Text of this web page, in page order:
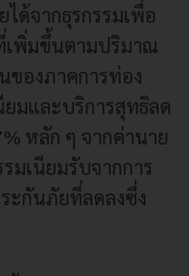
ด้จากธุรกรรมเพื่อ
เพิ่มขึ้นตามปริมาณ
ของภาคการท่อง
ยมและบริการสุทธิลด
หลัก ๆ จากค่านาย
มเนียมรับจากการ
ะกันภัยที่ลดลงซึ่ง